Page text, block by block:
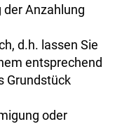
Anzahlung
d.h. lassen Sie
entsprechend
Grundstück
oder